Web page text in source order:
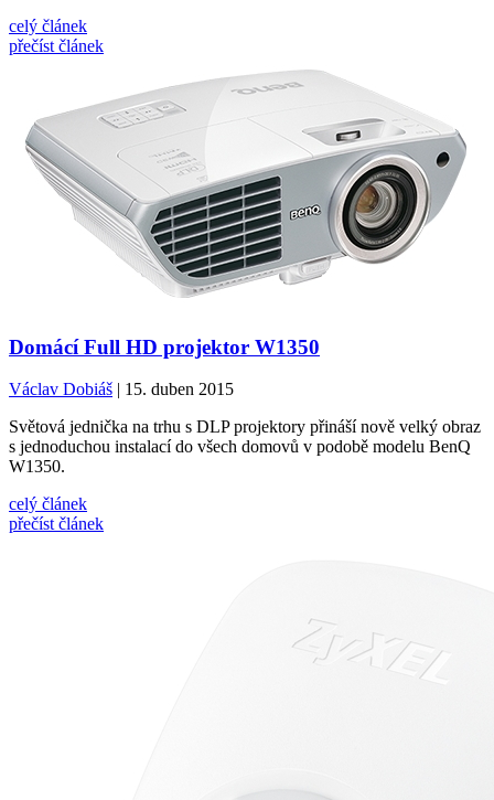
celý článek
přečíst článek
Domácí Full HD projektor W1350
Václav Dobiáš | 15. duben 2015
Světová jednička na trhu s DLP projektory přináší nově velký obraz
s jednoduchou instalací do všech domovů v podobě modelu BenQ
W1350.
celý článek
přečíst článek